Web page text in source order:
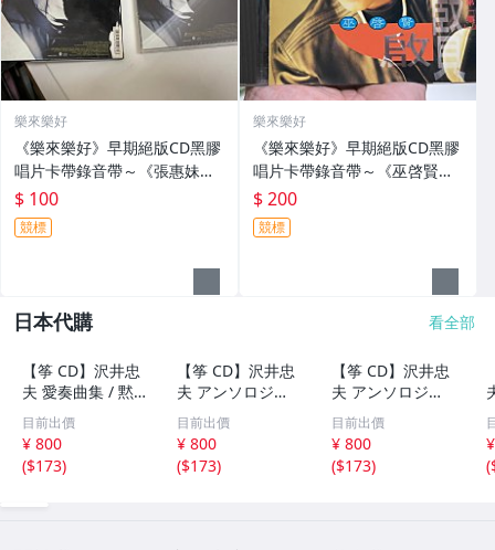
樂來樂好
《樂來樂好》早期絕版CD黑膠
唱片卡帶錄音帶～《張惠妹》
早期台灣版CD～
$ 100
競標
樂來樂好
《樂來樂好》早期絕版CD黑膠
唱片卡帶錄音帶～《巫啓賢》
早期台灣版CD～
$ 200
競標
日本代購 看全部
【筝 CD】沢井忠
夫 愛奏曲集 / 黙
示 、波 、二つの
相 、箏二重奏ソ
ナタ 杵屋正邦 、
入野義朗 、小野
目前出價
¥ 800
($173)
【筝 CD】沢井忠
夫 アンソロジー
「凜」からの分売
沢井忠夫作品集
ライブ 風衣、水
の声、枯野砧、五
目前出價
¥ 800
($173)
【筝 CD】沢井忠
夫 アンソロジー
「凜」からの分売
沢井忠夫 作品集
第三集 “光る海”
（限定販売） 200
目前出價
¥ 800
($173)
(